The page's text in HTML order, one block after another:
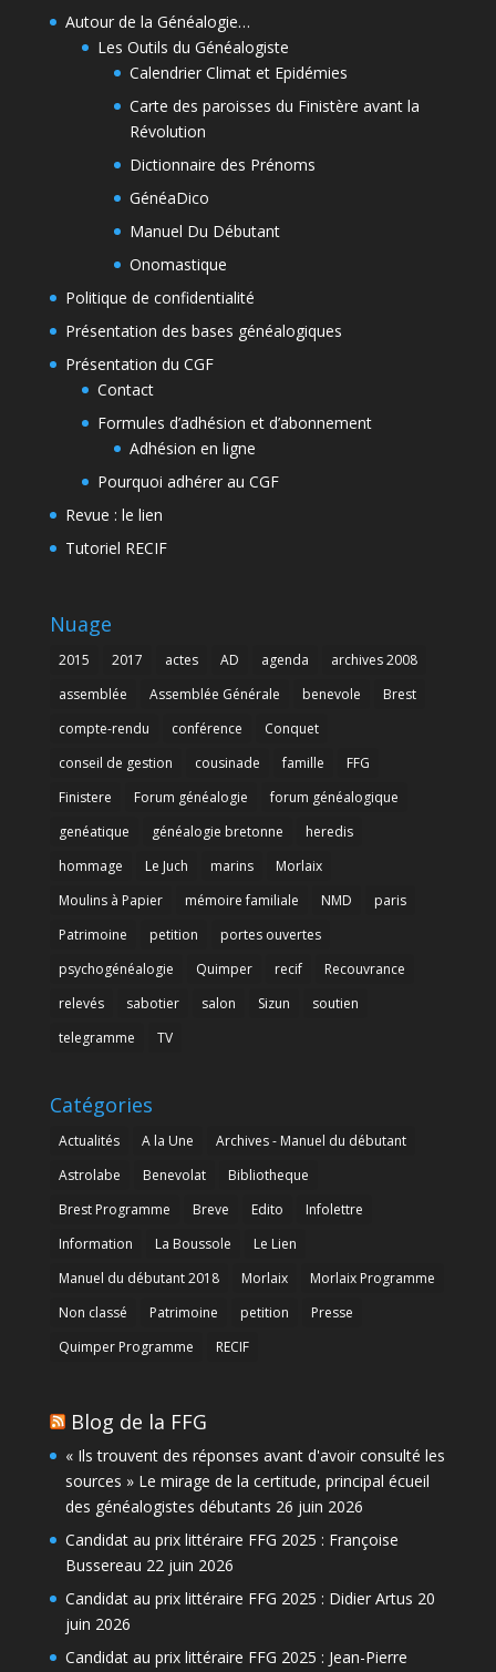
Autour de la Généalogie…
Les Outils du Généalogiste
Calendrier Climat et Epidémies
Carte des paroisses du Finistère avant la
Révolution
Dictionnaire des Prénoms
GénéaDico
Manuel Du Débutant
Onomastique
Politique de confidentialité
Présentation des bases généalogiques
Présentation du CGF
Contact
Formules d’adhésion et d’abonnement
Adhésion en ligne
Pourquoi adhérer au CGF
Revue : le lien
Tutoriel RECIF
Nuage
2015 2017 actes AD agenda
archives 2008
assemblée
Assemblée Générale benevole
Brest
compte-rendu
conférence
Conquet
conseil de gestion
cousinade famille
FFG
Finistere
Forum généalogie
forum généalogique
genéatique
généalogie bretonne
heredis
hommage
Le Juch marins
Morlaix
Moulins à Papier
mémoire familiale NMD
paris
Patrimoine
petition
portes ouvertes
psychogénéalogie
Quimper recif
Recouvrance
relevés
sabotier salon Sizun
soutien
telegramme
TV
Catégories
Actualités A la Une
Archives - Manuel du débutant
Astrolabe
Benevolat
Bibliotheque
Brest Programme
Breve Edito
Infolettre
Information
La Boussole
Le Lien
Manuel du débutant 2018
Morlaix
Morlaix Programme
Non classé
Patrimoine petition
Presse
Quimper Programme
RECIF
Blog de la FFG
« Ils trouvent des réponses avant d'avoir consulté les
sources » Le mirage de la certitude, principal écueil
des généalogistes débutants 26 juin 2026
Candidat au prix littéraire FFG 2025 : Françoise
Bussereau 22 juin 2026
Candidat au prix littéraire FFG 2025 : Didier Artus 20
juin 2026
Candidat au prix littéraire FFG 2025 : Jean-Pierre